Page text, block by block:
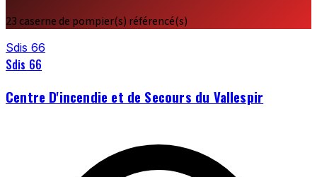
23 caserne de pompier(s) référencé(s)
Sdis 66
Sdis 66
Centre D'incendie et de Secours du Vallespir